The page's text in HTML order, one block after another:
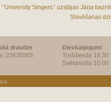
Singers’’ uzstājas Jāņa
Slavēšanas
draudze
:25635565
Dievkalpojumi
Trešdienās 18.30
Svētdienās 10.00